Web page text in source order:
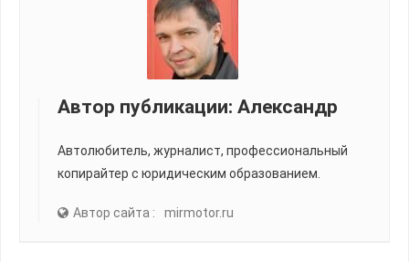
Автор публикации: Александр
Автолюбитель, журналист, профессиональный
копирайтер с юридическим образованием.
Автор сайта : mirmotor.ru